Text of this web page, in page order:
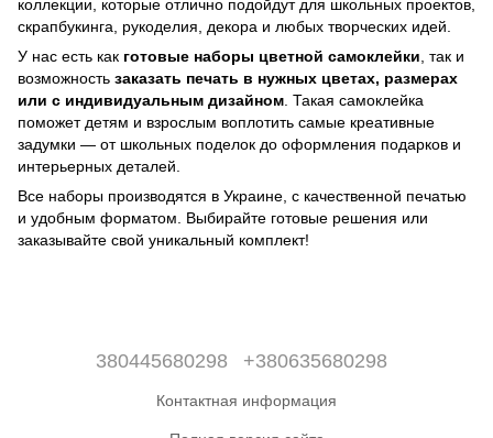
коллекции, которые отлично подойдут для школьных проектов,
скрапбукинга, рукоделия, декора и любых творческих идей.
У нас есть как готовые наборы цветной самоклейки , так и
возможность заказать печать в нужных цветах, размерах
или с индивидуальным дизайном . Такая самоклейка
поможет детям и взрослым воплотить самые креативные
задумки — от школьных поделок до оформления подарков и
интерьерных деталей.
Все наборы производятся в Украине, с качественной печатью
и удобным форматом. Выбирайте готовые решения или
заказывайте свой уникальный комплект!
380445680298 +380635680298
Контактная информация